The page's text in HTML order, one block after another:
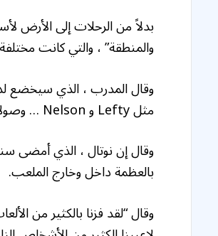
والمنطقة” ، والتي كانت
وقال المدرب ، الذي سيخضع
مثل Lefty و Nelson … وصولاً إلى رئيس الجامعة”.
وقال إن نوتال ، الذي أمضى
بالعظمة داخل وخارج الملعب.
وقال “لقد فزنا بالكثير من